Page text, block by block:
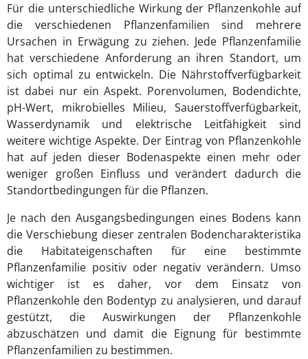
Für die unterschiedliche Wirkung der Pflanzenkohle auf
die verschiedenen Pflanzenfamilien sind mehrere
Ursachen in Erwägung zu ziehen. Jede Pflanzenfamilie
hat verschiedene Anforderung an ihren Standort, um
sich optimal zu entwickeln. Die Nährstoffverfügbarkeit
ist dabei nur ein Aspekt. Porenvolumen, Bodendichte,
pH-Wert, mikrobielles Milieu, Sauerstoffverfügbarkeit,
Wasserdynamik und elektrische Leitfähigkeit sind
weitere wichtige Aspekte. Der Eintrag von Pflanzenkohle
hat auf jeden dieser Bodenaspekte einen mehr oder
weniger großen Einfluss und verändert dadurch die
Standortbedingungen für die Pflanzen.
Je nach den Ausgangsbedingungen eines Bodens kann
die Verschiebung dieser zentralen Bodencharakteristika
die Habitateigenschaften für eine bestimmte
Pflanzenfamilie positiv oder negativ verändern. Umso
wichtiger ist es daher, vor dem Einsatz von
Pflanzenkohle den Bodentyp zu analysieren, und darauf
gestützt, die Auswirkungen der Pflanzenkohle
abzuschätzen und damit die Eignung für bestimmte
Pflanzenfamilien zu bestimmen.